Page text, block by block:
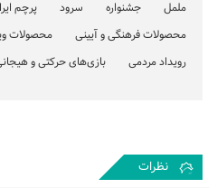
ململ
جشنواره سرود پرچم
محصولات فرهنگی و آیینی
محصولات
رویداد مردمی
بازی‌های حرکتی و
نظرات